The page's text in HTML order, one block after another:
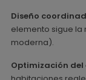
Diseño
elemento sigue
moderna).
Optimización del